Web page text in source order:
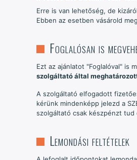
Erre is van lehetőség, de
Ebben az esetben vásárold
Foglalósan is
Ezt az ajánlatot "Foglalóval" is
szolgáltató által
A szolgáltató elfogadott
kérünk mindenképp jelezd a
szolgáltató csak készpénzt
Lemondási feltételek